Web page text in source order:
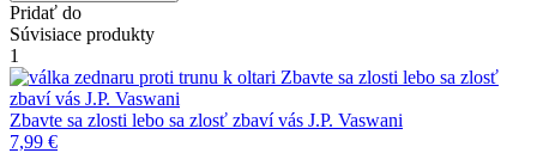
Pridať do
Súvisiace produkty
1
Zbavte sa zlosti lebo sa zlosť
zbaví vás J.P. Vaswani
Zbavte sa zlosti lebo sa zlosť zbaví vás J.P. Vaswani
7,99 €